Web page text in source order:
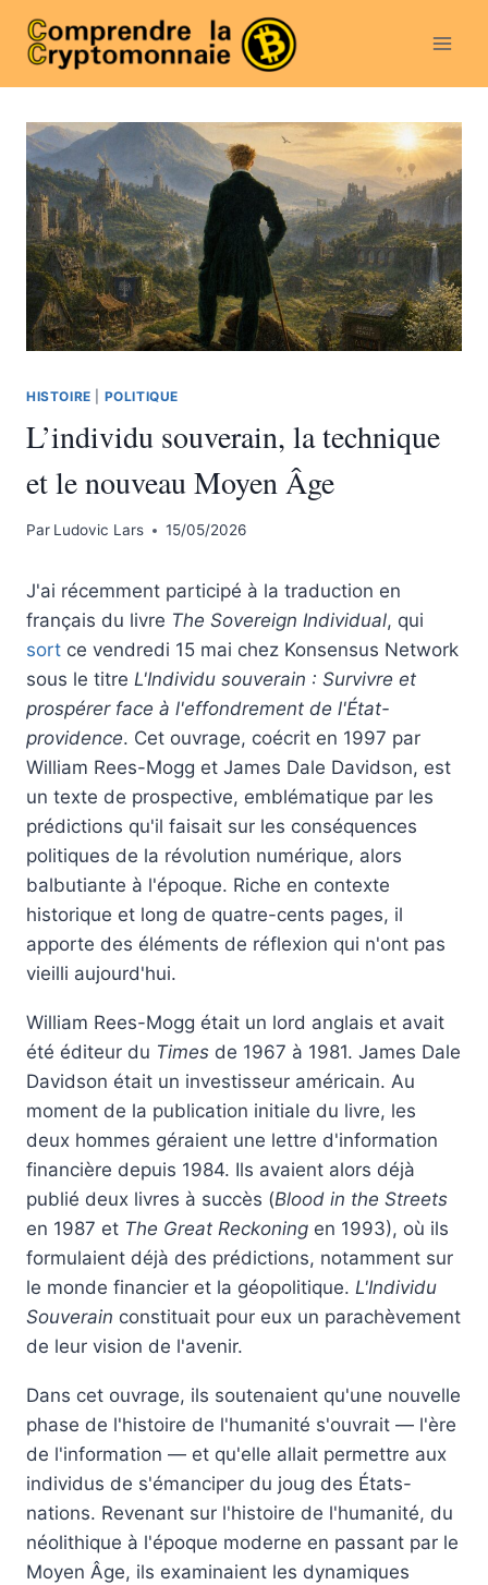
Aller
contenu
HISTOIRE POLITIQUE
L’individu souverain, la technique
et le nouveau Moyen Âge
Par Ludovic Lars 15/05/2026
J'ai récemment participé à la traduction en
français du livre The Sovereign Individual, qui
sort ce vendredi 15 mai chez Konsensus Network
sous le titre L'Individu souverain : Survivre et
prospérer face à l'effondrement de l'État-
providence. Cet ouvrage, coécrit en 1997 par
William Rees-Mogg et James Dale Davidson, est
un texte de prospective, emblématique par les
prédictions qu'il faisait sur les conséquences
politiques de la révolution numérique, alors
balbutiante à l'époque. Riche en contexte
historique et long de quatre-cents pages, il
apporte des éléments de réflexion qui n'ont pas
vieilli aujourd'hui.
William Rees-Mogg était un lord anglais et avait
été éditeur du Times de 1967 à 1981. James Dale
Davidson était un investisseur américain. Au
moment de la publication initiale du livre, les
deux hommes géraient une lettre d'information
financière depuis 1984. Ils avaient alors déjà
publié deux livres à succès (Blood in the Streets
en 1987 et The Great Reckoning en 1993), où ils
formulaient déjà des prédictions, notamment sur
le monde financier et la géopolitique. L'Individu
Souverain constituait pour eux un parachèvement
de leur vision de l'avenir.
Dans cet ouvrage, ils soutenaient qu'une nouvelle
phase de l'histoire de l'humanité s'ouvrait — l'ère
de l'information — et qu'elle allait permettre aux
individus de s'émanciper du joug des États-
nations. Revenant sur l'histoire de l'humanité, du
néolithique à l'époque moderne en passant par le
Moyen Âge, ils examinaient les dynamiques